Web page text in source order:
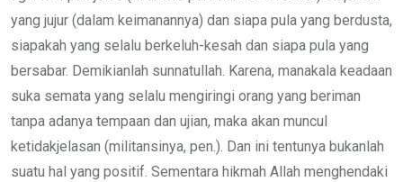
yang jujur (dalam keimanannya) dan siapa pula yang berdusta,
siapakah yang selalu berkeluh-kesah dan siapa pula yang
bersabar. Demikianlah sunnatullah. Karena, manakala keadaan
suka semata yang selalu mengiringi orang yang beriman
tanpa adanya tempaan dan ujian, maka akan muncul
ketidakjelasan (militansinya, pen.). Dan ini tentunya bukanlah
suatu hal yang positif. Sementara hikmah Allah menghendaki